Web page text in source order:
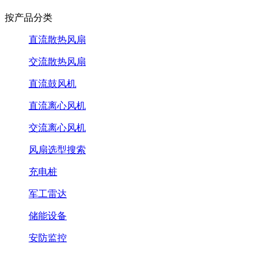
按产品分类
直流散热风扇
交流散热风扇
直流鼓风机
直流离心风机
交流离心风机
风扇选型搜索
充电桩
军工雷达
储能设备
安防监控